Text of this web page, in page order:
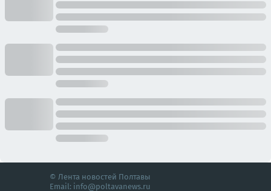
© Лента новостей Полтавы
Email: info@poltavanews.ru